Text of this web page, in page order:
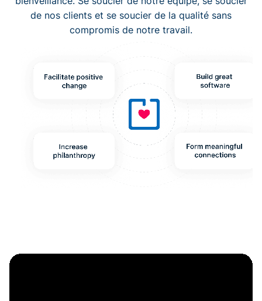
de nos clients et se soucier de la qualité sans
compromis de notre travail.